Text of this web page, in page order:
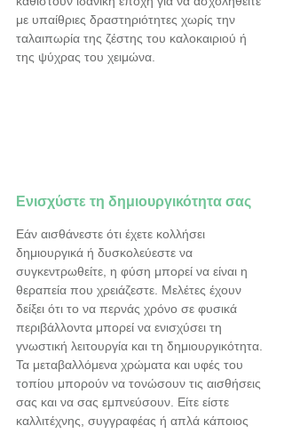
με υπαίθριες δραστηριότητες χωρίς την
ταλαιπωρία της ζέστης του καλοκαιριού ή
της ψύχρας του χειμώνα.
Ενισχύστε τη δημιουργικότητα σας
Εάν αισθάνεστε ότι έχετε κολλήσει
δημιουργικά ή δυσκολεύεστε να
συγκεντρωθείτε, η φύση μπορεί να είναι η
θεραπεία που χρειάζεστε. Μελέτες έχουν
δείξει ότι το να περνάς χρόνο σε φυσικά
περιβάλλοντα μπορεί να ενισχύσει τη
γνωστική λειτουργία και τη δημιουργικότητα.
Τα μεταβαλλόμενα χρώματα και υφές του
τοπίου μπορούν να τονώσουν τις αισθήσεις
σας και να σας εμπνεύσουν. Είτε είστε
καλλιτέχνης, συγγραφέας ή απλά κάποιος